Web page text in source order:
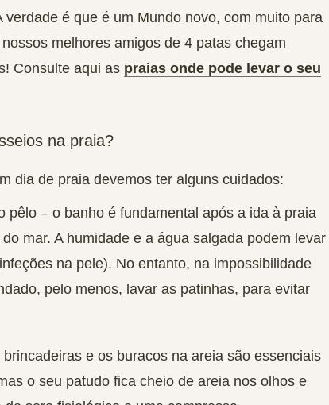
verdade é que é um Mundo novo, com muito para
melhores amigos de 4 patas chegam
Consulte aqui as praias onde pode levar o seu
na praia?
dia de praia devemos ter alguns cuidados:
pêlo – o banho é fundamental após a ida à praia
mar. A humidade e a água salgada podem levar
na pele). No entanto, na impossibilidade
pelo menos, lavar as patinhas, para evitar
brincadeiras e os buracos na areia são essenciais
o seu patudo fica cheio de areia nos olhos e